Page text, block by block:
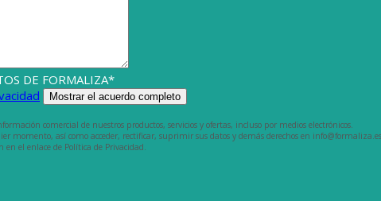
DE FORMALIZA*
Mostrar el acuerdo completo
comercial de nuestros productos, servicios y ofertas, incluso por medios electrónicos.
momento, así como acceder, rectificar, suprimir sus datos y demás derechos en
el enlace de Política de Privacidad.